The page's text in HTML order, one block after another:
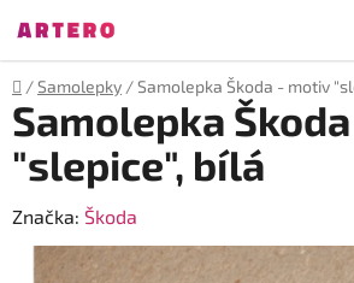
na
obsah
Domů
/Samolepky /Samolepka Škoda - motiv
Samolepka
"slepice", bílá
Značka: Škoda